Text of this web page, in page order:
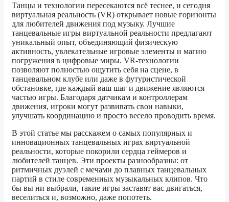
Танцы и технологии пересекаются всё теснее, и сегодня
виртуальная реальность (VR) открывает новые горизонты
для любителей движения под музыку. Лучшие
танцевальные игры виртуальной реальности предлагают
уникальный опыт, объединяющий физическую
активность, увлекательные игровые элементы и магию
погружения в цифровые миры. VR-технологии
позволяют полностью ощутить себя на сцене, в
танцевальном клубе или даже в футуристической
обстановке, где каждый ваш шаг и движение являются
частью игры. Благодаря датчикам и контроллерам
движения, игроки могут развивать свои навыки,
улучшать координацию и просто весело проводить время.
В этой статье мы расскажем о самых популярных и
инновационных танцевальных играх виртуальной
реальности, которые покорили сердца геймеров и
любителей танцев. Эти проекты разнообразны: от
ритмичных дуэлей с мечами до плавных танцевальных
партий в стиле современных музыкальных клипов. Что
бы вы ни выбрали, такие игры заставят вас двигаться,
веселиться и, возможно, даже попотеть.